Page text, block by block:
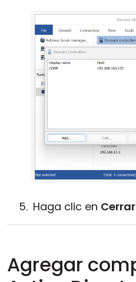
Haga clic en Cerrar
Agregar